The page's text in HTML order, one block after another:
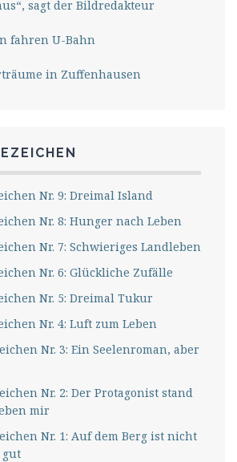
sagt der Bildredakteur
fahren U-Bahn
in Zuffenhausen
Nr. 9: Dreimal Island
Nr. 8: Hunger nach Leben
Nr. 7: Schwieriges Landleben
Nr. 6: Glückliche Zufälle
Nr. 5: Dreimal Tukur
Nr. 4: Luft zum Leben
Nr. 3: Ein Seelenroman, aber
Nr. 2: Der Protagonist stand
mir
Nr. 1: Auf dem Berg ist nicht
gut